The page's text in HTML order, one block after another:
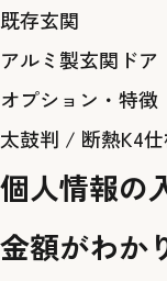
既存玄関
アルミ製玄関ドア
オプション・特徴
太鼓判 / 断熱K4
個人情報の
金額がわか